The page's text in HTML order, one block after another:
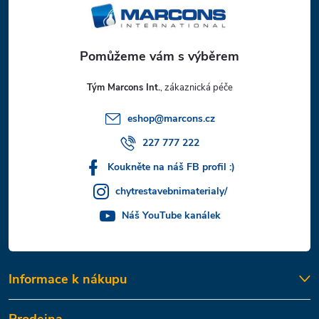
Tým Marcons Int.
eshop@marcons.cz
227 777 222
Koukněte na náš FB profil :)
chytrestavebnimaterialy/
Náš YouTube kanálek
Informace k nákupu